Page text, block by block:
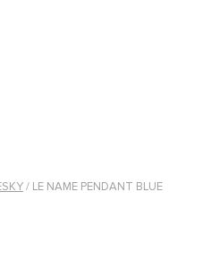
/ LE NAME PENDANT BLUE